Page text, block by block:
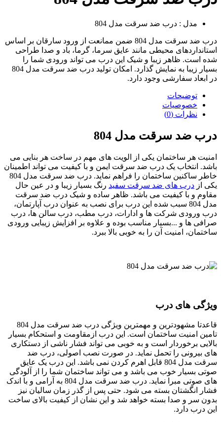
مدل : درب ضد سرقت مدل 804
درب ضد سرقت مدل 804 ضمن ممانعت از ورود سارقان بر اساس
استانداردهای محیطی مانند عایق سرما، گرما، باد و صدا طراحی
شده است. ظاهر زیبا و شیک این درب می تواند ورودی شما را
بسیار زیبا به نمایش گذارد. امکان تولید درب ضد سرقت مدل 804
در ابعاد سفارشی وجود دارد.
توضیحات
خصوصیات
نظرات (0)
درب ضد سرقت مدل 804
امنیت هر ساختمان یکی از الویت های مهم در ساخت هر بنایی می
باشد. انتخاب یک درب ضد سرقت ایمن و با کیفیت می تواند اطمینان
خاطر ساکنین ساختمان را فراهم نماید. درب ضد سرقت مدل 804
یکی از درب های ضد سرقت سفید رنگ بسیار زیبا و در عین حال
مقاوم و با کیفیت می باشد. ظاهر ساده و شیک درب ضد سرقت
مدل 804 سبب شده این درب برای نصب به عنوان درب آپارتمان،
درب ورودی شرکت ها و ادارات، درب مطب، درب سالن ها، درب
صرافی ها و ...بسیار مناسب بوده و علاوه بر افزایش زیبایی ورودی
ساختمان، امنیت آن را به خوبی بالا ببرد.
ویژگی های درب
قاعدتا مشهودترین و مهمترین ویژگی درب ضد سرقت مدل 804
تامین امنیت ساختمان است. این درب ازمقاومت و استحکام بسیار
بالایی برخوردار است و به خوبی می تواند فشار ناشی از دستکاری
های بیرونی را تحمل نماید. در صورت نصب اصولی، درب ضد
سرقت مدل 804 قابل اهرم کردن نمی باشد. این درب یک عایق
صوتی بسیار خوب می باشد و می تواند ساختمان شما را از آلودگی
های صوتی مبرا نماید. درب ضد سرقت مدل 804 به آرامی و با اندک
فشار انگشتان بسته می شود. حتی پس از گذر زمان سالیان نیز
بدون سر و صدا بسته خواهد شد و این نشان از کیفیت بالای ساخت
این درب دارد.